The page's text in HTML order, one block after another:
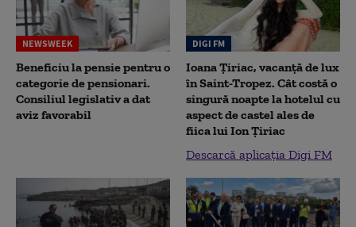
NEWSWEEK
Beneficiu la pensie pentru o
categorie de pensionari.
Consiliul legislativ a dat
aviz favorabil
DIGI FM
Ioana Țiriac, vacanță de lux
în Saint-Tropez. Cât costă o
singură noapte la hotelul cu
aspect de castel ales de
fiica lui Ion Țiriac
Descarcă aplicația Digi FM